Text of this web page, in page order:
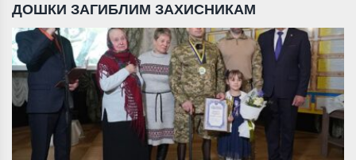
ДОШКИ ЗАГИБЛИМ ЗАХИСНИКАМ